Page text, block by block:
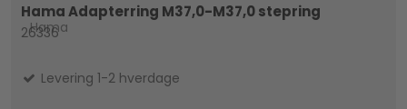
Hama Adapterring M37,0-M37,0 stepring
Hama
26336
Levering 1-2 hverdage